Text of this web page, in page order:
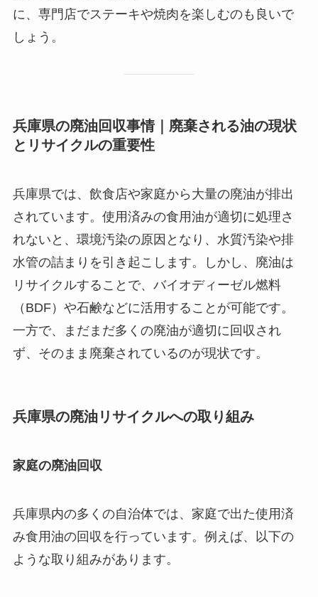
に、専門店でステーキや焼肉を楽しむのも良いで
しょう。
兵庫県の廃油回収事情｜廃棄される油の現状
とリサイクルの重要性
兵庫県では、飲食店や家庭から大量の廃油が排出
されています。使用済みの食用油が適切に処理さ
れないと、環境汚染の原因となり、水質汚染や排
水管の詰まりを引き起こします。しかし、廃油は
リサイクルすることで、バイオディーゼル燃料
（BDF）や石鹸などに活用することが可能です。
一方で、まだまだ多くの廃油が適切に回収され
ず、そのまま廃棄されているのが現状です。
兵庫県の廃油リサイクルへの取り組み
家庭の廃油回収
兵庫県内の多くの自治体では、家庭で出た使用済
み食用油の回収を行っています。例えば、以下の
ような取り組みがあります。